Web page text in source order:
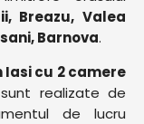
Breazu, Valea
Barnova.
cu 2 camere
realizate de
de lucru